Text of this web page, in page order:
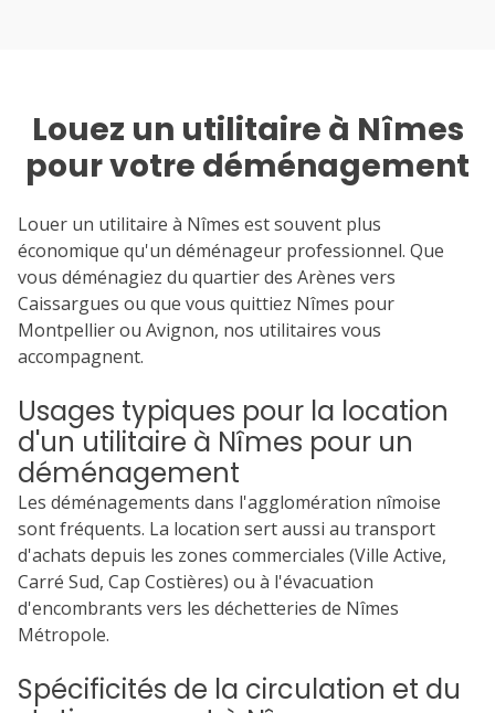
Louez un utilitaire à Nîmes
pour votre déménagement
Louer un utilitaire à Nîmes est souvent plus
économique qu'un déménageur professionnel. Que
vous déménagiez du quartier des Arènes vers
Caissargues ou que vous quittiez Nîmes pour
Montpellier ou Avignon, nos utilitaires vous
accompagnent.
Usages typiques pour la location
d'un utilitaire à Nîmes pour un
déménagement
Les déménagements dans l'agglomération nîmoise
sont fréquents. La location sert aussi au transport
d'achats depuis les zones commerciales (Ville Active,
Carré Sud, Cap Costières) ou à l'évacuation
d'encombrants vers les déchetteries de Nîmes
Métropole.
Spécificités de la circulation et du